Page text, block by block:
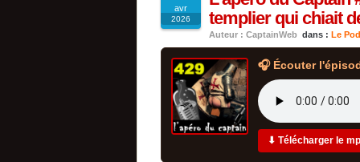
avr
2026
templier qui chiait
Auteur : CaptainWeb dans : Le
🎧 Écouter
⬇ Télécharger le